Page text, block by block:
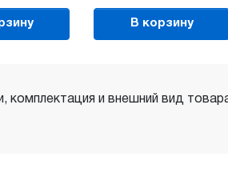
В корзину
комплектация и внешний вид